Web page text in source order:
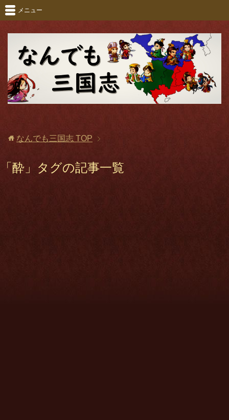
メニュー
なんでも三国志 TOP
「酔」タグの記事一覧